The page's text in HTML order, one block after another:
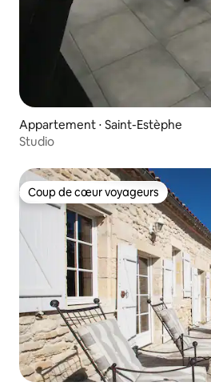
Appartement ⋅ Saint-Estèphe
Studio
Coup de cœur voyageurs
Coup de cœur voyageurs